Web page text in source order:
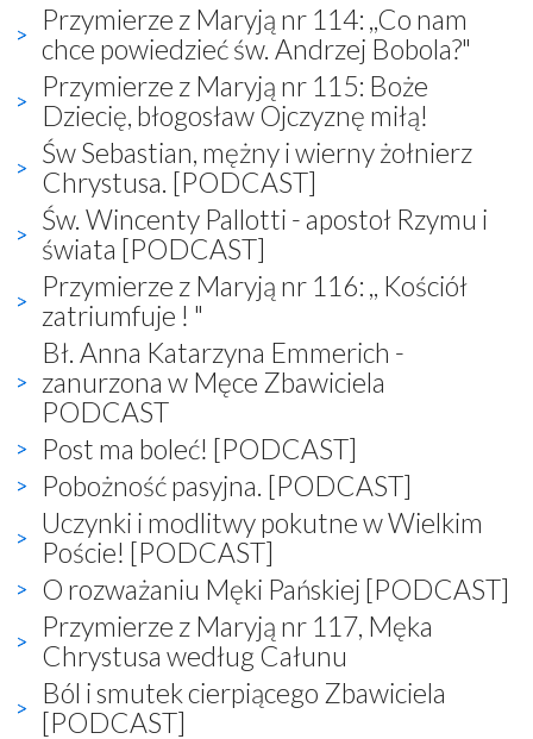
Przymierze z Maryją nr 114: ,,Co nam
chce powiedzieć św. Andrzej Bobola?"
Przymierze z Maryją nr 115: Boże
Dziecię, błogosław Ojczyznę miłą!
Św Sebastian, mężny i wierny żołnierz
Chrystusa. [PODCAST]
Św. Wincenty Pallotti - apostoł Rzymu i
świata [PODCAST]
Przymierze z Maryją nr 116: ,, Kościół
zatriumfuje ! "
Bł. Anna Katarzyna Emmerich -
zanurzona w Męce Zbawiciela
PODCAST
Post ma boleć! [PODCAST]
Pobożność pasyjna. [PODCAST]
Uczynki i modlitwy pokutne w Wielkim
Poście! [PODCAST]
O rozważaniu Męki Pańskiej [PODCAST]
Przymierze z Maryją nr 117, Męka
Chrystusa według Całunu
Ból i smutek cierpiącego Zbawiciela
[PODCAST]